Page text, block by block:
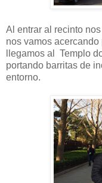
Al entrar al recinto
nos vamos
llegamos al Templo
portando barritas de
entorno.